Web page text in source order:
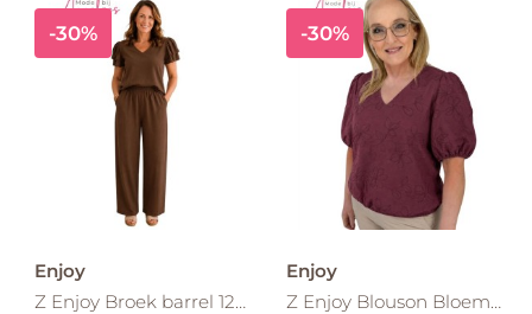
-30%
Enjoy
Z Enjoy Broek barrel 127621 Bruin
-30%
Enjoy
Z Enjoy Blouson Bloem Borduur 127612 port/wijn rood